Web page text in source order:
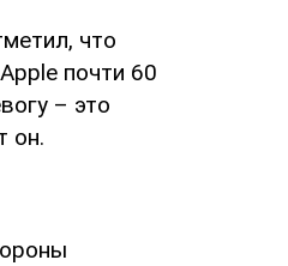
что
почти 60
– это
он.